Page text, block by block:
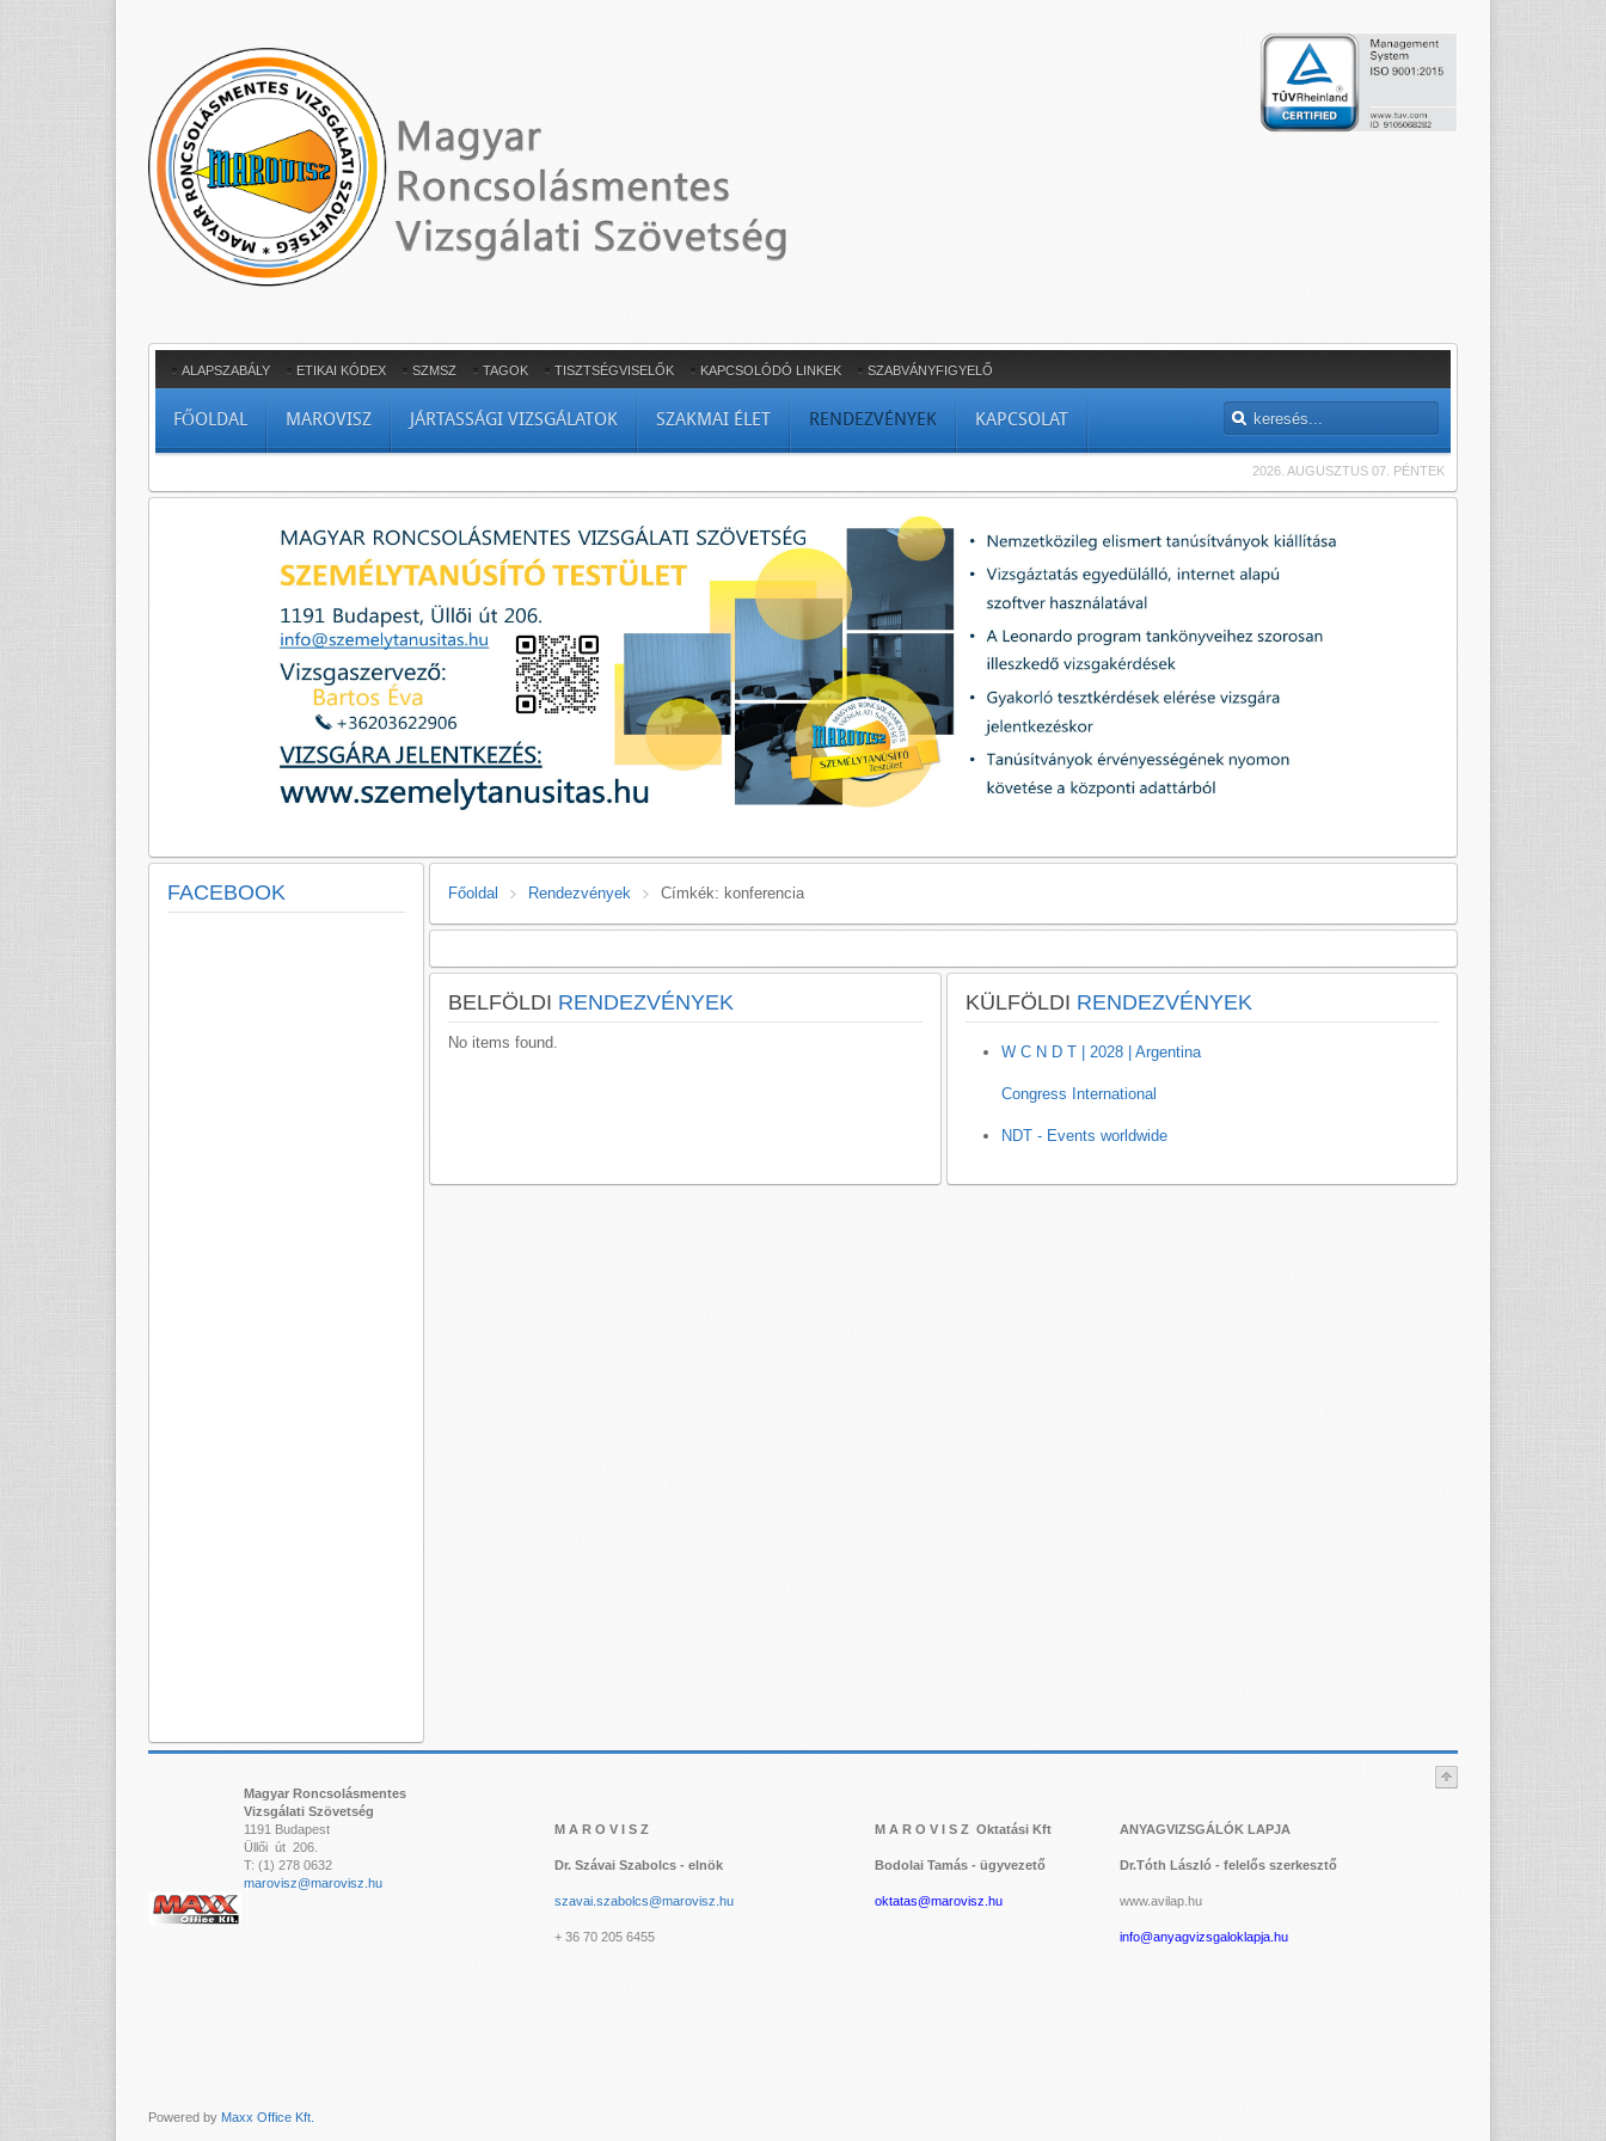
ALAPSZABÁLY ETIKAI KÓDEX SZMSZ TAGOK TISZTSÉGVISELŐK KAPCSOLÓDÓ LINKEK SZABVÁNYFIGYELŐ
FŐOLDAL MAROVISZ JÁRTASSÁGI VIZSGÁLATOK SZAKMAI ÉLET RENDEZVÉNYEK KAPCSOLAT
2026. AUGUSZTUS 07. PÉNTEK
Főoldal Rendezvények Címkék: konferencia
BELFÖLDI RENDEZVÉNYEK
No items found.
KÜLFÖLDI RENDEZVÉNYEK
W C N D T | 2028 | Argentina
Congress International
NDT - Events worldwide
FACEBOOK
Magyar Roncsolásmentes
Vizsgálati Szövetség
1191 Budapest
Üllői út 206.
T: (1) 278 0632
marovisz@marovisz.hu
M A R O V I S Z
Dr. Szávai Szabolcs - elnök
szavai.szabolcs@marovisz.hu
+ 36 70 205 6455
M A R O V I S Z Oktatási Kft
Bodolai Tamás - ügyvezető
oktatas@marovisz.hu
ANYAGVIZSGÁLÓK LAPJA
Dr.Tóth László - felelős szerkesztő
www.avilap.hu
info@anyagvizsgaloklapja.hu
Powered by Maxx Office Kft.